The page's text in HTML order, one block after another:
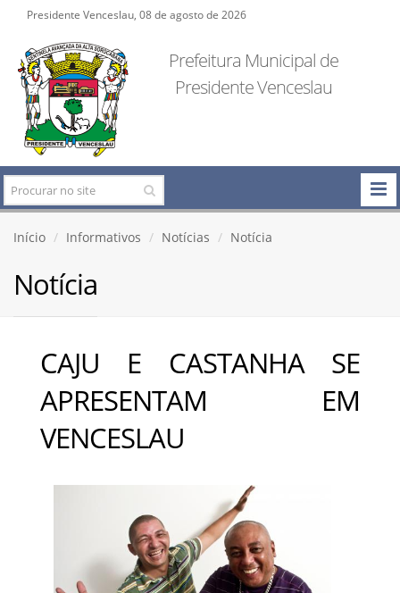
Presidente Venceslau, 08 de agosto de 2026
Prefeitura Municipal de
Presidente Venceslau
Início Informativos Notícias Notícia
Notícia
CAJU E CASTANHA SE
APRESENTAM EM
VENCESLAU